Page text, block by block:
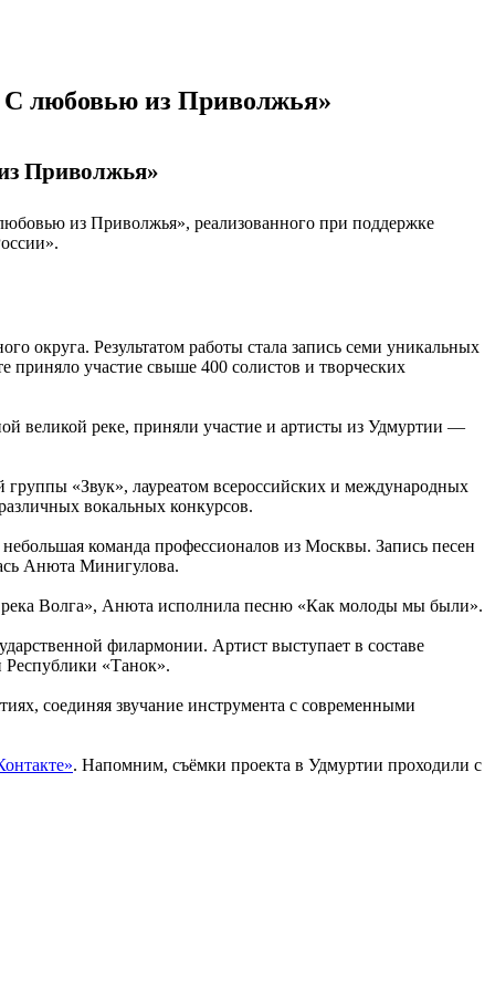
любовью из Приволжья»
Приволжья»
из Приволжья», реализованного при поддержке
Результатом работы стала запись семи уникальных
приняло участие свыше 400 солистов и творческих
великой реке, приняли участие и артисты из Удмуртии —
группы «Звук», лауреатом всероссийских и международных
вокальных конкурсов.
команда профессионалов из Москвы. Запись песен
Анюта Минигулова.
река Волга», Анюта исполнила песню «Как молоды мы были».
филармонии. Артист выступает в составе
Республики «Танок».
соединяя звучание инструмента с современными
. Напомним, съёмки проекта в Удмуртии проходили с